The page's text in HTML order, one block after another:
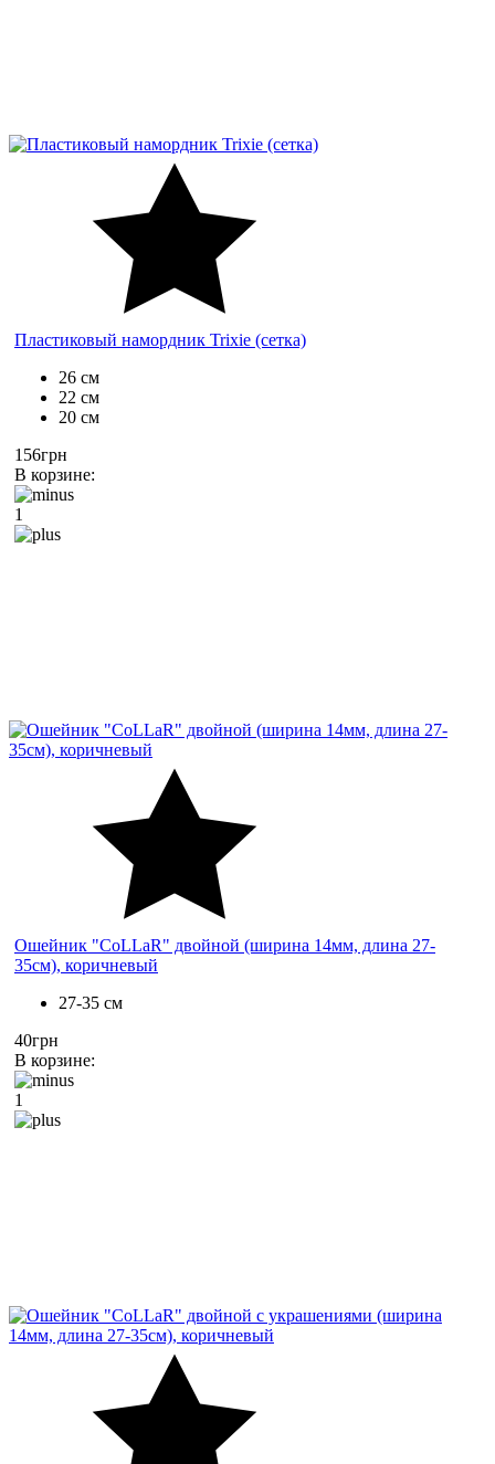
Пластиковый намордник Trixie (сетка)
26 см
22 см
20 см
156грн
В корзине:
1
Ошейник "CoLLaR" двойной (ширина 14мм, длина 27-
35см), коричневый
27-35 см
40грн
В корзине:
1